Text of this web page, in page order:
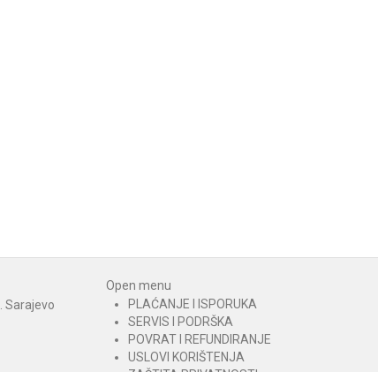
Sarajevo
Open menu
PLAĆANJE I ISPORUKA
SERVIS I PODRŠKA
POVRAT I REFUNDIRANJE
USLOVI KORIŠTENJA